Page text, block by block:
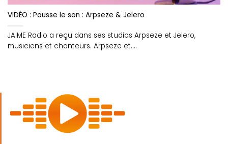
VIDÉO : Pousse le son : Arpseze & Jelero
JAIME Radio a reçu dans ses studios Arpseze et Jelero,
musiciens et chanteurs. Arpseze et....